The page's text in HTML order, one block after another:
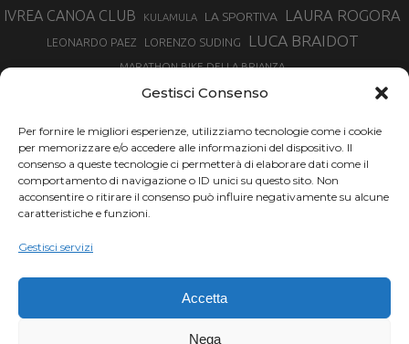
Gestisci Consenso
Per fornire le migliori esperienze, utilizziamo tecnologie come i cookie
per memorizzare e/o accedere alle informazioni del dispositivo. Il
consenso a queste tecnologie ci permetterà di elaborare dati come il
comportamento di navigazione o ID unici su questo sito. Non
acconsentire o ritirare il consenso può influire negativamente su alcune
caratteristiche e funzioni.
Gestisci servizi
Accetta
Nega
IVREA CANOA CLUB KULAMULA LA SPORTIVA LAURA ROGORA
LEONARDO PAEZ LORENZO SUDING LUCA BRAIDOT
MARATHON BIKE DELLA BRIANZA
MARCO AURELIO FONTANA
MARTINO FRUET MATHIEU VAN DER POEL MATTEO TRENTIN MIKE FELDERER
MIRKO CELESTINO NIBALI
NINO SCHURTER
PARCO NAZIONALE GRAN PARADISO
PROMENADO BIKE
SIMONE MORO
TOUR DE FRANCE
VINCENZO NIBALI